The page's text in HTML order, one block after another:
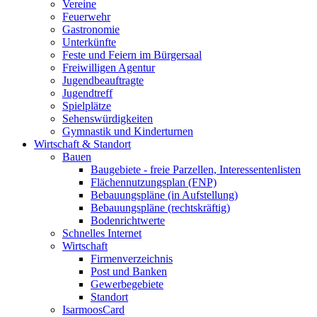
Vereine
Feuerwehr
Gastronomie
Unterkünfte
Feste und Feiern im Bürgersaal
Freiwilligen Agentur
Jugendbeauftragte
Jugendtreff
Spielplätze
Sehenswürdigkeiten
Gymnastik und Kinderturnen
Wirtschaft & Standort
Bauen
Baugebiete - freie Parzellen, Interessentenlisten
Flächennutzungsplan (FNP)
Bebauungspläne (in Aufstellung)
Bebauungspläne (rechtskräftig)
Bodenrichtwerte
Schnelles Internet
Wirtschaft
Firmenverzeichnis
Post und Banken
Gewerbegebiete
Standort
IsarmoosCard